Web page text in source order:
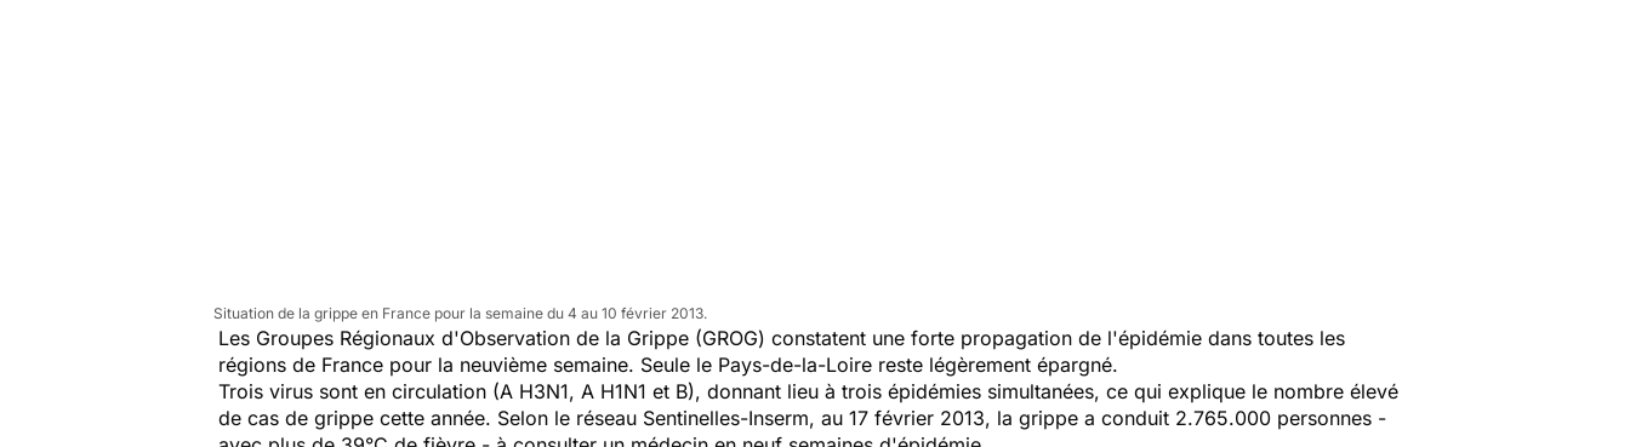
Situation de la grippe en France pour la semaine du 4 au 10 février 2013.
Les Groupes Régionaux d'Observation de la Grippe (GROG) constatent une forte propagation de l'épidémie dans toutes les
régions de France pour la neuvième semaine. Seule le Pays-de-la-Loire reste légèrement épargné.
Trois virus sont en circulation (A H3N1, A H1N1 et B), donnant lieu à trois épidémies simultanées, ce qui explique le nombre élevé
de cas de grippe cette année. Selon le réseau Sentinelles-Inserm, au 17 février 2013, la grippe a conduit 2.765.000 personnes -